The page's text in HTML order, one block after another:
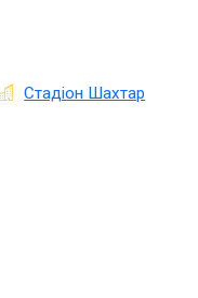
Стадіон Шахтар